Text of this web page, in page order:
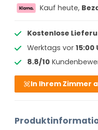
Kauf heute,
Kostenlose
Werktags vor 15:00
8.8/10
In Ihrem Zimmer